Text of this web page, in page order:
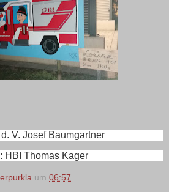
V. Josef Baumgartner
HBI Thomas Kager
um 06:57